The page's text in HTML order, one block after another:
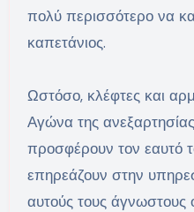
πολύ περισσότερο να
καπετάνιος.
Ωστόσο, κλέφτες και
Αγώνα της
προσφέρουν τον εαυτό
επηρεάζουν στην
αυτούς τους